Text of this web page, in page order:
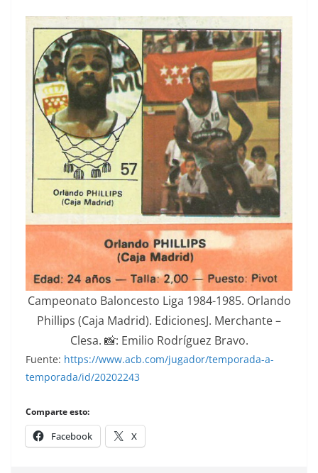
Campeonato Baloncesto Liga 1984-1985. Orlando
Phillips (Caja Madrid). EdicionesJ. Merchante –
Clesa. 📸: Emilio Rodríguez Bravo.
Fuente: https://www.acb.com/jugador/temporada-a-
temporada/id/20202243
Comparte esto:
Facebook X